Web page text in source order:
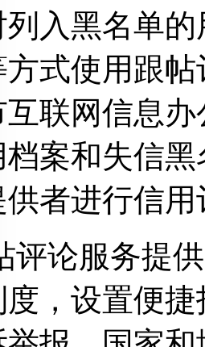
入黑名单
式使用跟
互联网信息
案和失信
者进行信用
评论服务提
，设置便